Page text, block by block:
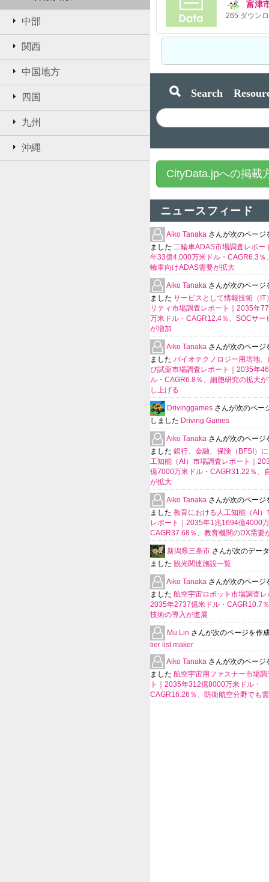
中部
関西
中国地方
四国
九州
沖縄
富津
265 ダウン
Search
CityData.jpへの掲載
ニュースフィード
Aiko Tanaka さんが次のページ
ました 二輪車ADAS市場調査レポー
年33億4,000万米ドル・CAGR6.3％
輪車向けADAS需要が拡大
Aiko Tanaka さんが次のページ
ました サービスとして情報技術（IT
リティ市場調査レポート｜2035年
万米ドル・CAGR12.4％、SOCサー
が増加
Aiko Tanaka さんが次のページ
ました バイオテクノロジー用培地、
び試薬市場調査レポート｜2035年
ル・CAGR6.8％、細胞研究の拡大
し上げる
Drivinggames さんが次のペー
しました Driving Games
Aiko Tanaka さんが次のページ
ました 銀行、金融、保険（BFSI）
工知能（AI）市場調査レポート｜
億7000万米ドル・CAGR31.22％、
が拡大
Aiko Tanaka さんが次のページ
ました 教育における人工知能（AI）
レポート｜2035年1兆1694億4000
CAGR37.68％、教育機関のDX需要
新潟県三条市 さんが次のデー
ました 観光関連施設一覧
Aiko Tanaka さんが次のページ
ました 航空宇宙ロボット市場調査レ
2035年2737億米ドル・CAGR10.7
技術の導入が進展
Mu Lin さんが次のページを作
tier list maker
Aiko Tanaka さんが次のページ
ました 航空宇宙用ファスナー市場調
ト｜2035年312億8000万米ドル・
CAGR16.26％、防衛航空分野でも